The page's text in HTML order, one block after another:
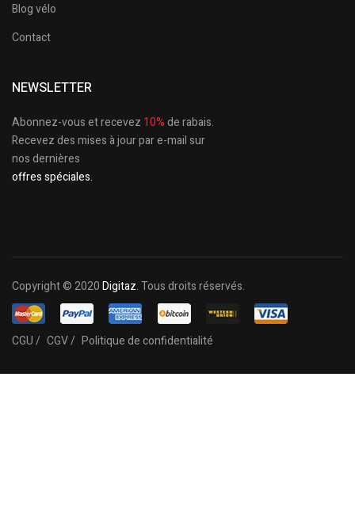
Blog vélo
Contact
NEWSLETTER
Abonnez-vous et recevez 10%de rabais.
Recevez des mises à jour par e-mail sur
nos dernières
offres spéciales.
Copyright © 2020Digitaz. Tous droits réservés.
CGU / CGV / Politique de confidentialité